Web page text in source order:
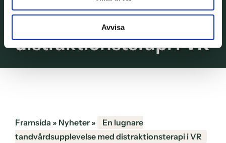
Avvisa
tandvårdsupplevelse
distraktionsterapi i VR
Framsida » Nyheter»
En lugnare
tandvårdsupplevelse med distraktionsterapi i VR